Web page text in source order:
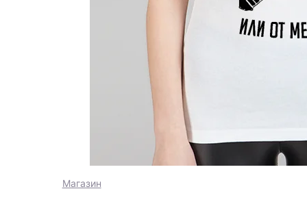
Магазин